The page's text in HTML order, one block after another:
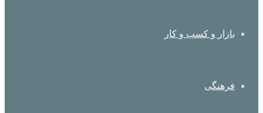
بازار و کسب و کار
فرهنگی